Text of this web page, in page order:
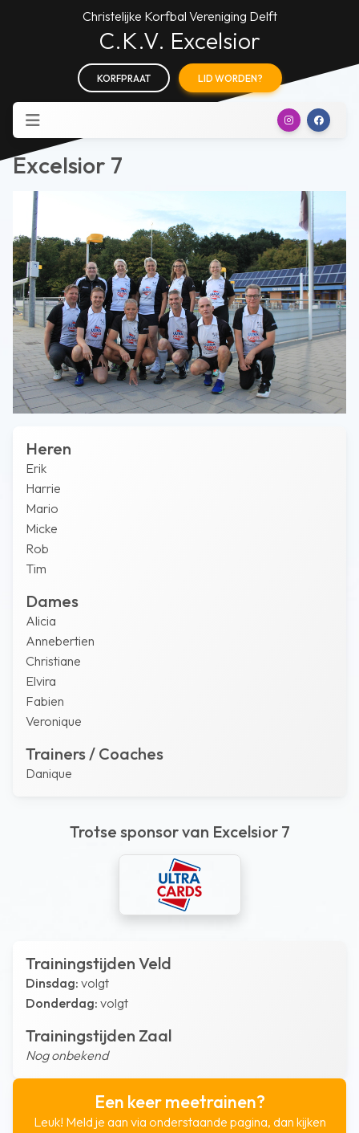
Christelijke Korfbal Vereniging Delft
C.K.V. Excelsior
KORFPRAAT LID WORDEN?
Excelsior 7
Heren
Erik
Harrie
Mario
Micke
Rob
Tim
Dames
Alicia
Annebertien
Christiane
Elvira
Fabien
Veronique
Trainers / Coaches
Danique
Trotse sponsor van Excelsior 7
Trainingstijden Veld
Dinsdag: volgt
Donderdag: volgt
Trainingstijden Zaal
Nog onbekend
Een keer meetrainen?
Leuk! Meld je aan via onderstaande pagina, dan kijken